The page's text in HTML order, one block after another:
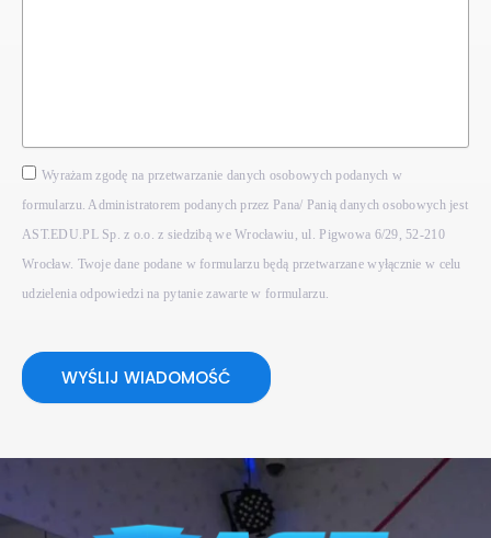
Wyrażam zgodę na przetwarzanie danych osobowych podanych w
formularzu. Administratorem podanych przez Pana/ Panią danych osobowych jest
AST.EDU.PL Sp. z o.o. z siedzibą we Wrocławiu, ul. Pigwowa 6/29, 52-210
Wrocław. Twoje dane podane w formularzu będą przetwarzane wyłącznie w celu
udzielenia odpowiedzi na pytanie zawarte w formularzu.
WYŚLIJ WIADOMOŚĆ